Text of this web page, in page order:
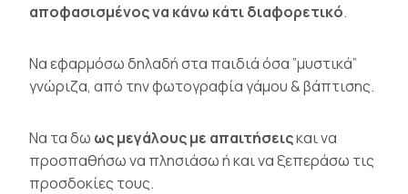
αποφασισμένος να κάνω κάτι διαφορετικό.
Να εφαρμόσω δηλαδή στα παιδιά όσα ”μυστικά”
γνώριζα, από την φωτογραφία γάμου & βάπτισης.
Να τα δω ως μεγάλους με απαιτήσειςκαι να
προσπαθήσω να πλησιάσω ή και να ξεπεράσω τις
προσδοκίες τους.